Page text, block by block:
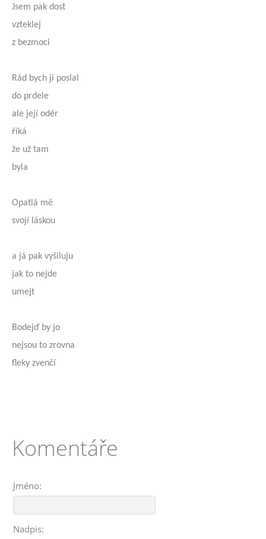
Jsem pak dost
vzteklej
z bezmoci
Rád bych ji poslal
do prdele
ale její odér
říká
že už tam
byla
Opatlá mě
svojí láskou
a já pak vyšiluju
jak to nejde
umejt
Bodejď by jo
nejsou to zrovna
fleky zvenčí
Komentáře
Jméno:
Nadpis: